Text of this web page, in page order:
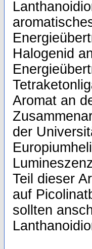
Halogenid
Aromat an
der
Teil dieser
auf
sollten